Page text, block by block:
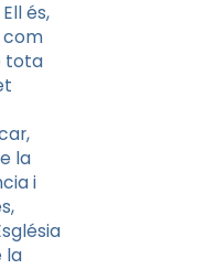
és,
com
tota
la
i
la